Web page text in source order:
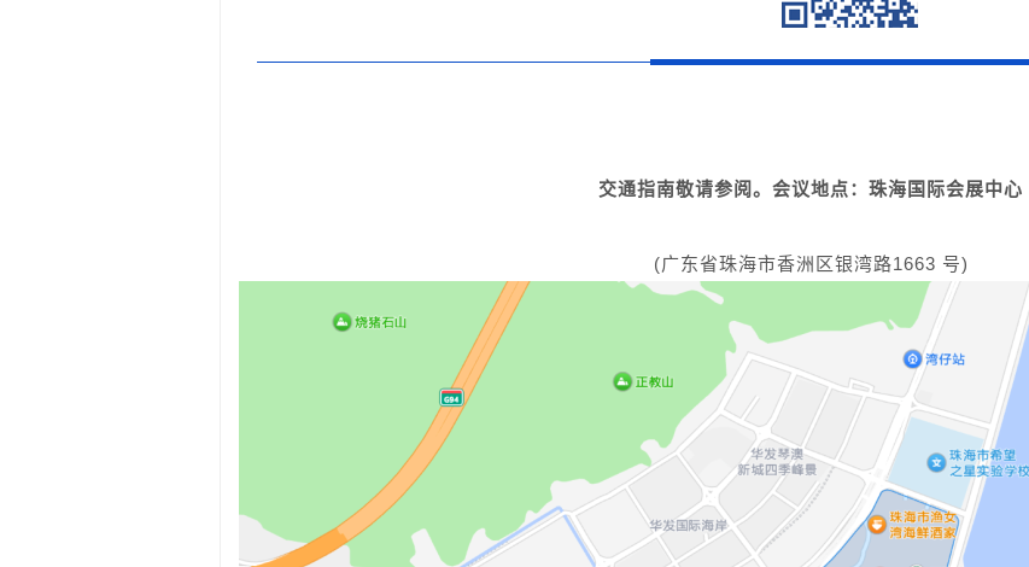
交通指南敬请参阅。 会议地点：珠海国际会展中心
(广东省珠海市香洲区银湾路1663 号)